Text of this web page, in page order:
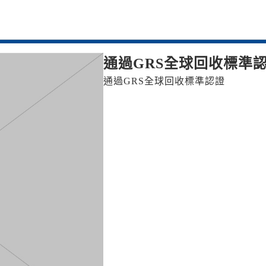
通過GRS全球回收標準
通過GRS全球回收標準認證